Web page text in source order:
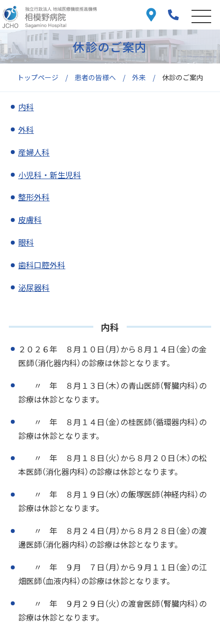
トップページ 患者の皆様へ 外来 休診のご案内
休診のご案内
内科
外科
産婦人科
小児科・新生児科
整形外科
皮膚科
眼科
歯科口腔外科
泌尿器科
内科
２０２６年 ８月１０日（月）から８月１４日（金）の金
医師（消化器内科）の診療は休診となります。
〃 年 ８月１３日（木）の青山医師（腎臓内科）の
診療は休診となります。
〃 年 ８月１４日（金）の桂医師（循環器内科）の
診療は休診となります。
〃 年 ８月１８日（火）から８月２０日（木）の松
本医師（消化器内科）の診療は休診となります。
〃 年 ８月１９日（水）の飯塚医師（神経内科）の
診療は休診となります。
〃 年 ８月２４日（月）から８月２８日（金）の渡
邊医師（消化器内科）の診療は休診となります。
〃 年 ９月 ７日（月）から９月１１日（金）の江
畑医師（血液内科）の診療は休診となります。
〃 年 ９月２９日（火）の渡會医師（腎臓内科）の
診療は休診となります。